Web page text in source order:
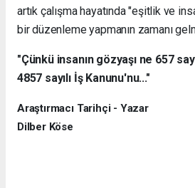
artık çalışma hayatında "eşitlik ve
bir düzenleme yapmanın zamanı
"Çünkü insanın gözyaşı ne 657
4857 sayılı İş Kanunu'nu..."
Araştırmacı Tarihçi - Yazar
Dilber Köse